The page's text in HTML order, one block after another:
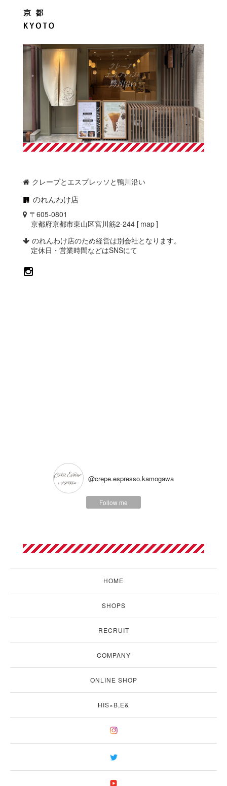
クレープとエスプレッソと鴨川沿い
のれんわけ店
〒605-0801
京都府京都市東山区宮川筋2-244 [map]
のれんわけ店のため経営は別会社となります。
定休日・営業時間などはSNSにて
@crepe.espresso.kamogawa
Follow me
HOME
SHOPS
RECRUIT
COMPANY
ONLINE SHOP
HIS×B,E&